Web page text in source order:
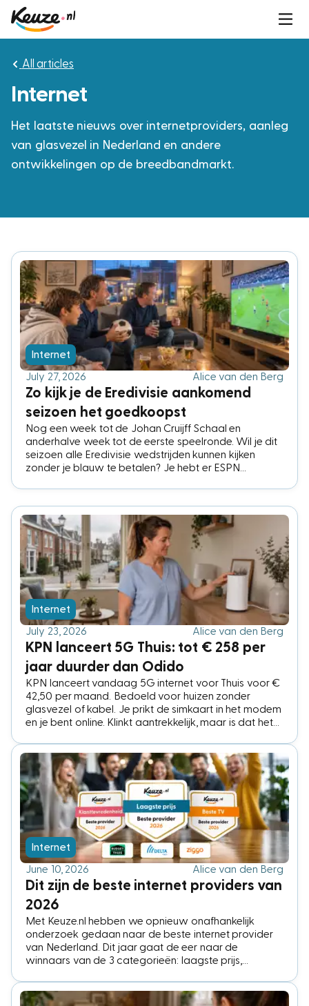
All articles
Internet
Het laatste nieuws over internetproviders, aanleg
van glasvezel in Nederland en andere
ontwikkelingen op de breedbandmarkt.
Internet
July 27, 2026
Alice van den Berg
Zo kijk je de Eredivisie aankomend
seizoen het goedkoopst
Nog een week tot de Johan Cruijff Schaal en
anderhalve week tot de eerste speelronde. Wil je dit
seizoen alle Eredivisie wedstrijden kunnen kijken
zonder je blauw te betalen? Je hebt er ESPN
betaal je bij de ene aanbieder € 2,- per maand en bij
de andere € 15,-. Wij zochten de voordeligste opties
uit.
Internet
July 23, 2026
Alice van den Berg
KPN lanceert 5G Thuis: tot € 258 per
jaar duurder dan Odido
KPN lanceert vandaag 5G internet voor Thuis voor €
42,50 per maand. Bedoeld voor huizen zonder
glasvezel of kabel. Je prikt de simkaart in het modem
en je bent online. Klinkt aantrekkelijk, maar is dat het
zo snel. We zetten de verschillen op een rij, zo maak
je de juiste keuze.
Internet
June 10, 2026
Alice van den Berg
Dit zijn de beste internet providers van
2026
Met Keuze.nl hebben we opnieuw onafhankelijk
onderzoek gedaan naar de beste internet provider
van Nederland. Dit jaar gaat de eer naar de
winnaars van de 3 categorieën: laagste prijs,
stand gekomen?